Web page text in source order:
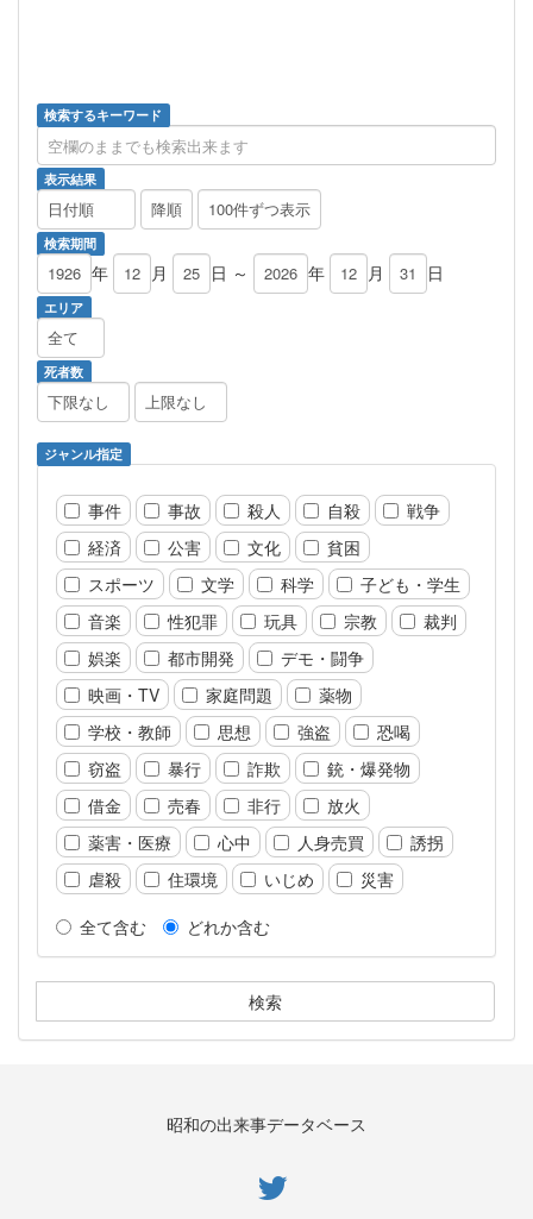
検索するキーワード
表示結果
検索期間
年 月 日 ～ 年 月 日
エリア
死者数
ジャンル指定
事件 事故 殺人 自殺
戦争
経済
公害 文化
貧困
スポーツ
文学 科学
子ども・学生
音楽
性犯罪 玩具 宗教
裁判
娯楽
都市開発
デモ・闘争
映画・TV
家庭問題
薬物
学校・教師
思想 強盗
恐喝
窃盗
暴行 詐欺
銃・爆発物
借金
売春 非行
放火
薬害・医療
心中 人身売買
誘拐
虐殺
住環境 いじめ 災害
全て含む どれか含む
昭和の出来事データベース